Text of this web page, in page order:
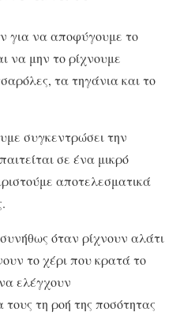
για να αποφύγουμε το
να μην το ρίχνουμε
τα τηγάνια και το
συγκεντρώσει την
σε ένα μικρό
αποτελεσματικά
όταν ρίχνουν αλάτι
το χέρι που κρατά το
ελέγχουν
τη ροή της ποσότητας